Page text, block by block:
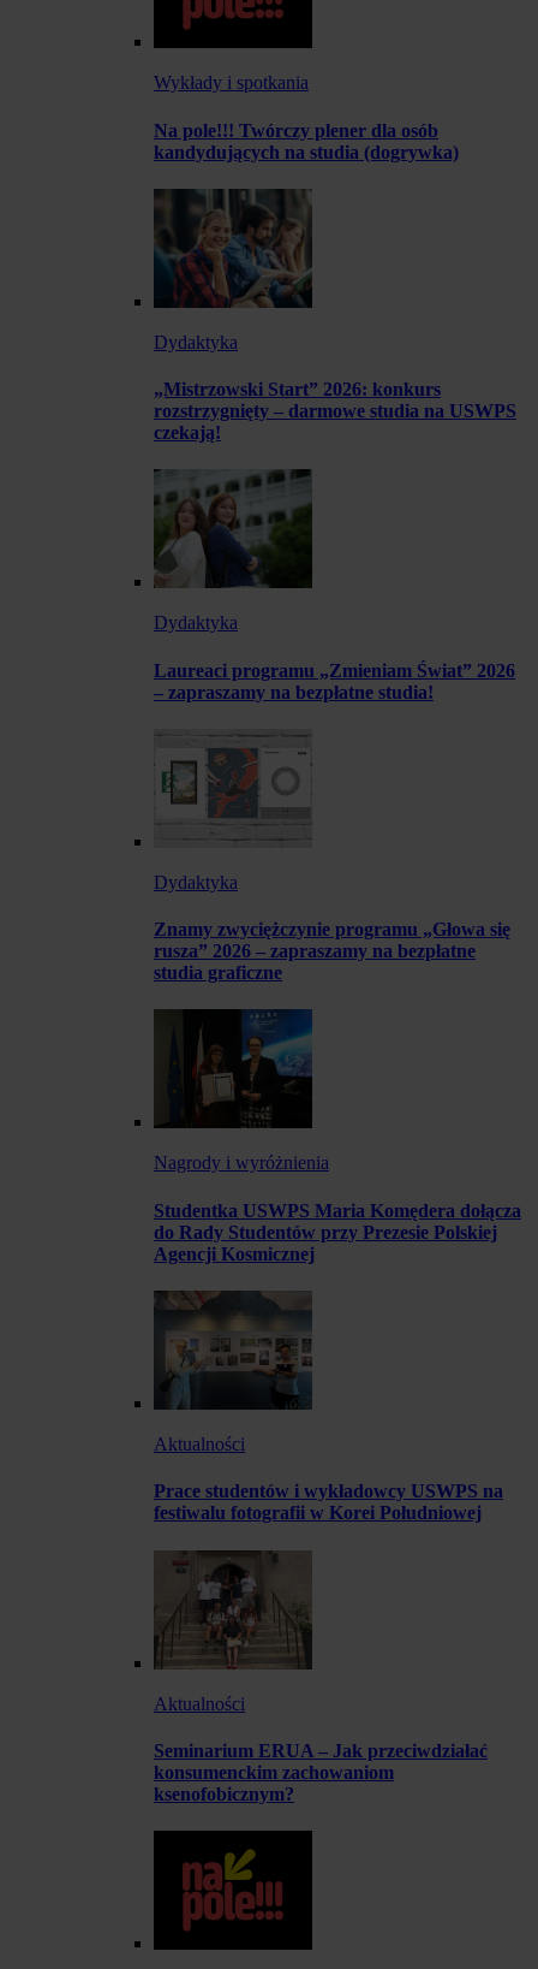
Wykłady i spotkania
Na pole!!! Twórczy plener dla osób
kandydujących na studia (dogrywka)
Dydaktyka
„Mistrzowski Start” 2026: konkurs
rozstrzygnięty – darmowe studia na USWPS
czekają!
Dydaktyka
Laureaci programu „Zmieniam Świat” 2026
– zapraszamy na bezpłatne studia!
Dydaktyka
Znamy zwyciężczynie programu „Głowa się
rusza” 2026 – zapraszamy na bezpłatne
studia graficzne
Nagrody i wyróżnienia
Studentka USWPS Maria Komędera dołącza
do Rady Studentów przy Prezesie Polskiej
Agencji Kosmicznej
Aktualności
Prace studentów i wykładowcy USWPS na
festiwalu fotografii w Korei Południowej
Aktualności
Seminarium ERUA – Jak przeciwdziałać
konsumenckim zachowaniom
ksenofobicznym?